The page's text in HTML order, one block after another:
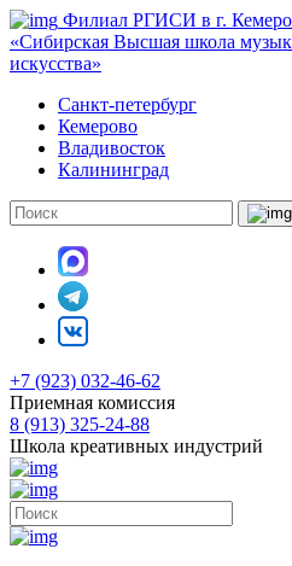
Филиал РГИСИ в г.
«Сибирская Высшая школа
искусства»
Санкт-петербург
Кемерово
Владивосток
Калининград
+7 (923) 032-46-62
Приемная комиссия
8 (913) 325-24-88
Школа креативных индустрий